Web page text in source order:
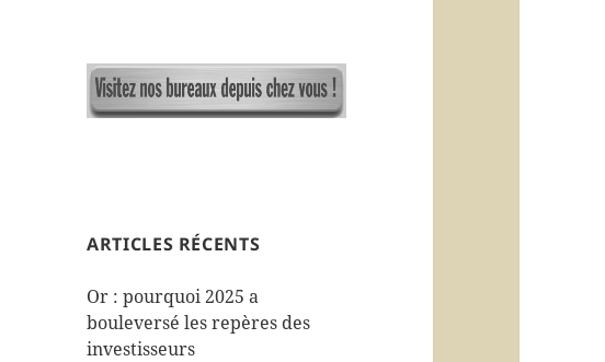
c
h
ARTICLES RÉCENTS
Or : pourquoi 2025 a
bouleversé les repères des
investisseurs